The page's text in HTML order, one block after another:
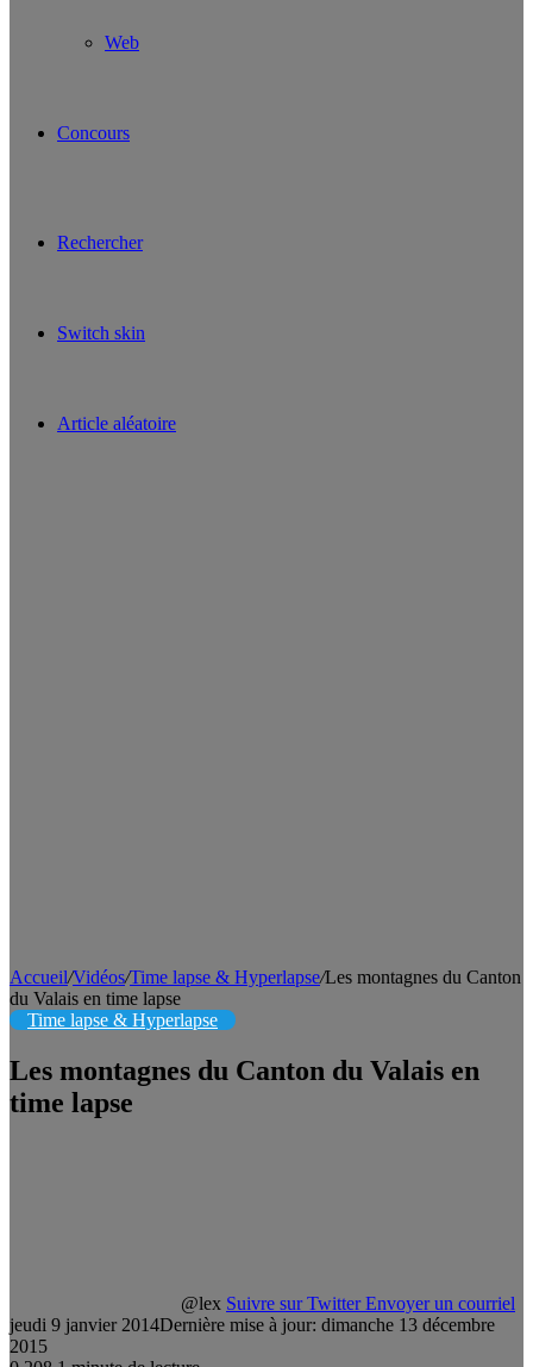
Web
Concours
Rechercher
Switch skin
Article aléatoire
Accueil/Vidéos/Time lapse & Hyperlapse/Les montagnes du Canton
du Valais en time lapse
Time lapse & Hyperlapse
Les montagnes du Canton du Valais en
time lapse
@lex Suivre sur Twitter Envoyer un courriel
jeudi 9 janvier 2014Dernière mise à jour: dimanche 13 décembre
2015